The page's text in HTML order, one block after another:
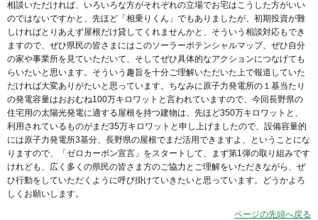
相談いただければ、いろいろな方がそれぞれの立場でお宅はこうした方がいい
のではないですかと、先ほど「相乗りくん」でもありましたが、初期投資が難
しければとりあえず屋根だけ貸してくれませんかと、そういう相談対応もでき
ますので、ぜひ県民の皆さまにはこのソーラーポテンシャルマップ、ぜひ自分
の家や事業所を見ていただいて、そしてぜひ具体的なアクションにつなげても
らいたいと思います。そういう趣旨を十分ご理解いただいた上で報道していた
だければ大変ありがたいと思っています。ちなみに原子力発電所の１基当たり
の発電容量はおおむね100万キロワットと言われていますので、今回長野県の
住宅用の太陽光発電に適する屋根を持つ建物は、先ほど350万キロワットと、
利用されているものがまだ35万キロワットと申し上げましたので、設備容量的
には原子力発電所3基分、長野県の屋根でまだ活用できますよ、ということにな
りますので、「ゼロカーボン宣言」をスタートして、まず第1弾の取り組みです
けれども、広く多くの県民の皆さま方のご協力とご理解をいただきながら、ぜ
ひ行動をしていただくように呼び掛けていきたいと思っています。どうかよろ
しくお願いします。
ページの先頭へ戻る